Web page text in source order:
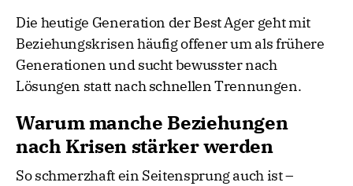
Die heutige Generation der Best Ager geht mit
Beziehungskrisen häufig offener um als frühere
Generationen und sucht bewusster nach
Lösungen statt nach schnellen Trennungen.
Warum manche Beziehungen
nach Krisen stärker werden
So schmerzhaft ein Seitensprung auch ist –